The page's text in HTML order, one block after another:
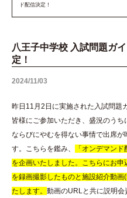
ド配信決定！
八王子中学校 入試問題ガ
定！
2024/11/03
昨日11月2日に実施された入試問題
皆様にご参加いただき、盛況のう
ならびにやむを得ない事情で出席
す。こちらを鑑み、
「オンデマン
を企画いたしました。こちらにお
を録画撮影したものと施設紹介動
たします。 動画のURLと共に説明会